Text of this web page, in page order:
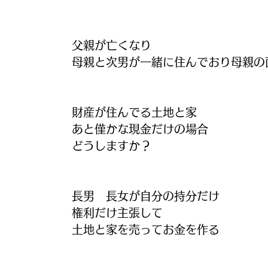
父親が亡くなり
母親と次男が一緒に住んでおり母親の
財産が住んでる土地と家
あと僅かな現金だけの場合
どうしますか？
長男　長女が自分の持分だけ
権利だけ主張して
土地と家を売ってお金を作る